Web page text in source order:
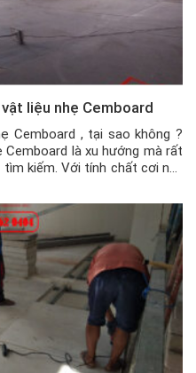
liệu nhẹ Cemboard
Cemboard , tại sao không ?
Cemboard là xu hướng mà rất
kiếm. Với tính chất cơi nơi,